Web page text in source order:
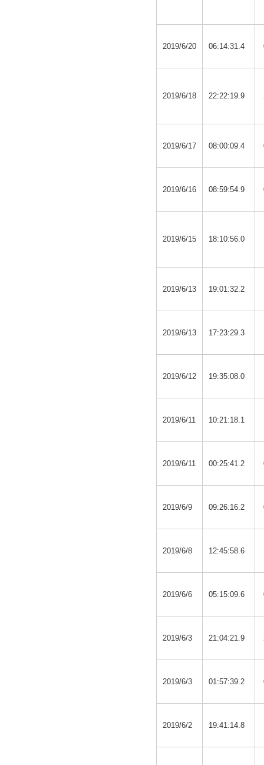
2019/6/20 06:14:31.4
2019/6/18 22:22:19.9
2019/6/17 08:00:09.4
2019/6/16 08:59:54.9
2019/6/15 18:10:56.0
2019/6/13 19:01:32.2
2019/6/13 17:23:29.3
2019/6/12 19:35:08.0
2019/6/11 10:21:18.1
2019/6/11 00:25:41.2
2019/6/9 09:26:16.2
2019/6/8 12:45:58.6
2019/6/6 05:15:09.6
2019/6/3 21:04:21.9
2019/6/3 01:57:39.2
2019/6/2 19:41:14.8